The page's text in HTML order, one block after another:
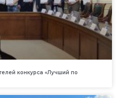
конкурса «Лучший по